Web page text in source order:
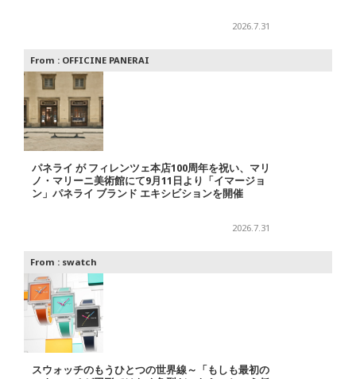
2026.7.31
From : OFFICINE PANERAI
パネライ が フィレンツェ本店100周年を祝い、マリ
ノ・マリーニ美術館にて9月11日より「イマージョ
ン」パネライ ブランド エキシビションを開催
2026.7.31
From : swatch
スウォッチのもうひとつの世界線～「もしも最初の